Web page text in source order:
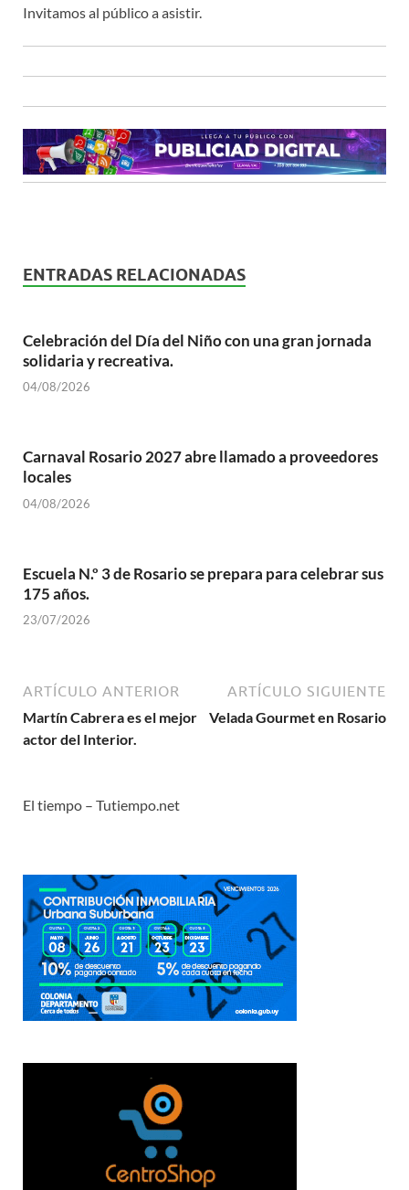
Invitamos al público a asistir.
ENTRADAS RELACIONADAS
Celebración del Día del Niño con una gran jornada
solidaria y recreativa.
04/08/2026
Carnaval Rosario 2027 abre llamado a proveedores
locales
04/08/2026
Escuela N.º 3 de Rosario se prepara para celebrar sus
175 años.
23/07/2026
ARTÍCULO ANTERIOR
Martín Cabrera es el mejor
actor del Interior.
ARTÍCULO SIGUIENTE
Velada Gourmet en Rosario
El tiempo – Tutiempo.net